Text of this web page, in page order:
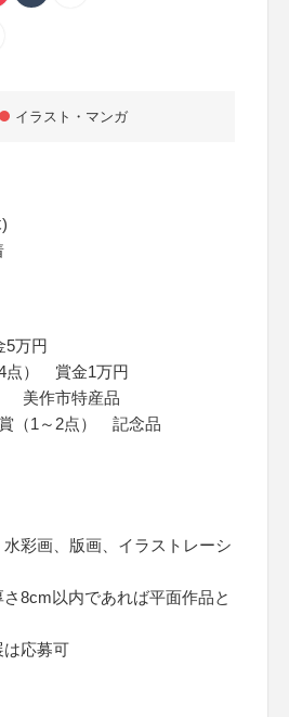
イラスト・マンガ
万円
点） 賞金1万円
美作市特産品
（1～2点） 記念品
彩画、版画、イラストレーシ
8cm以内であれば平面作品と
応募可